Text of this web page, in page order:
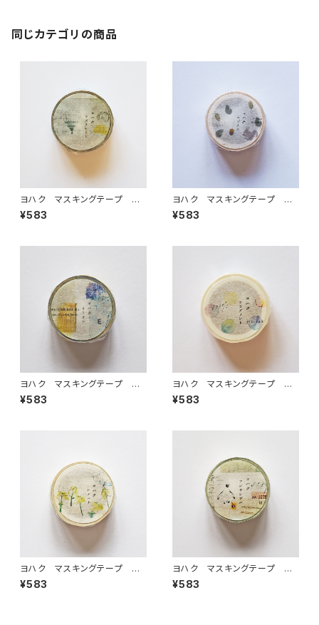
同じカテゴリの商品
ヨハク マスキングテープ ラ
ボラトリー Y-189
¥583
ヨハク マスキングテープ エ
ゾリス Y-190
¥583
ヨハク マスキングテープ オ
リオン Y-187
¥583
ヨハク マスキングテープ フ
ラグメント Y-185
¥583
ヨハク マスキングテープ ナ
ノハナ Y-188
¥583
ヨハク マスキングテープ ア
ンサンブル Y-184
¥583